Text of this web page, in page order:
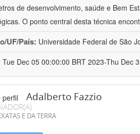
de desenvolvimento, saúde e Bem
O ponto central desta técnica
UF/País: Universidade Federal de São
Tue Dec 05 00:00:00 BRT 2023-Thu Dec
Adalberto Fazzio
E DA TERRA